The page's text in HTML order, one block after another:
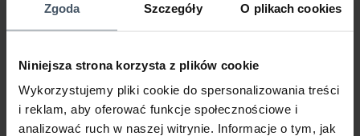
Zgoda Szczegóły O plikach cookies
Niniejsza strona korzysta z plików cookie
Wykorzystujemy pliki cookie do spersonalizowania treści
i reklam, aby oferować funkcje społecznościowe i
analizować ruch w naszej witrynie. Informacje o tym, jak